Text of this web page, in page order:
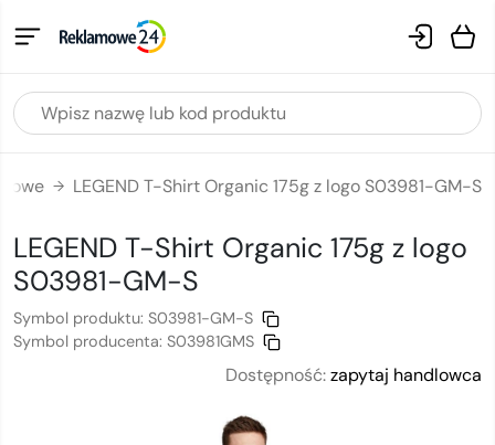
→ LEGEND T-Shirt Organic 175g z logo S03981-GM-S
LEGEND T-Shirt Organic 175g z logo
S03981-GM-S
Symbol produktu: S03981-GM-S
Symbol producenta: S03981GMS
Dostępność:zapytaj handlowca